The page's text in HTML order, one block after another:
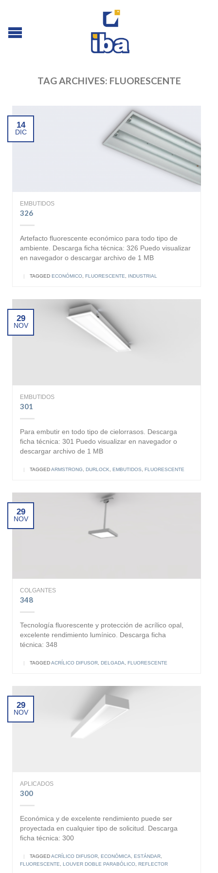
TAG ARCHIVES: FLUORESCENTE
14
DIC
EMBUTIDOS
326
Artefacto fluorescente económico para todo tipo de
ambiente. Descarga ficha técnica: 326 Puedo visualizar
en navegador o descargar archivo de 1 MB
| TAGGED ECONÓMICO FLUORESCENTE INDUSTRIAL
29
NOV
EMBUTIDOS
301
Para embutir en todo tipo de cielorrasos. Descarga
ficha técnica: 301 Puedo visualizar en navegador o
descargar archivo de 1 MB
| TAGGEDARMSTRONG DURLOCK EMBUTIDOS FLUORESCENTE
29
NOV
COLGANTES
348
Tecnología fluorescente y protección de acrílico opal,
excelente rendimiento lumínico. Descarga ficha
técnica: 348
| TAGGEDACRÍLICO DIFUSOR DELGADA FLUORESCENTE
29
NOV
APLICADOS
300
Económica y de excelente rendimiento puede ser
proyectada en cualquier tipo de solicitud. Descarga
ficha técnica: 300
| TAGGEDACRÍLICO DIFUSOR ECONÓMICA ESTÁNDAR
FLUORESCENTE
LOUVER DOBLE PARABÓLICO REFLECTOR